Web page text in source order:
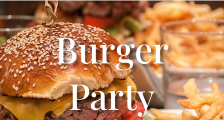
Burger
Party